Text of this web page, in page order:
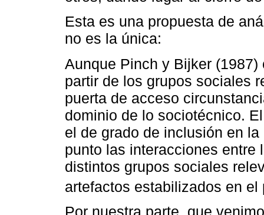
Esta es una propuesta de
no es la única:
Aunque Pinch y Bijker
partir de los grupos sociales
puerta de acceso
dominio de lo sociotécnico.
el de grado de inclusión en
punto las interacciones entre
distintos grupos sociales
artefactos estabilizados en el
Por nuestra parte, que